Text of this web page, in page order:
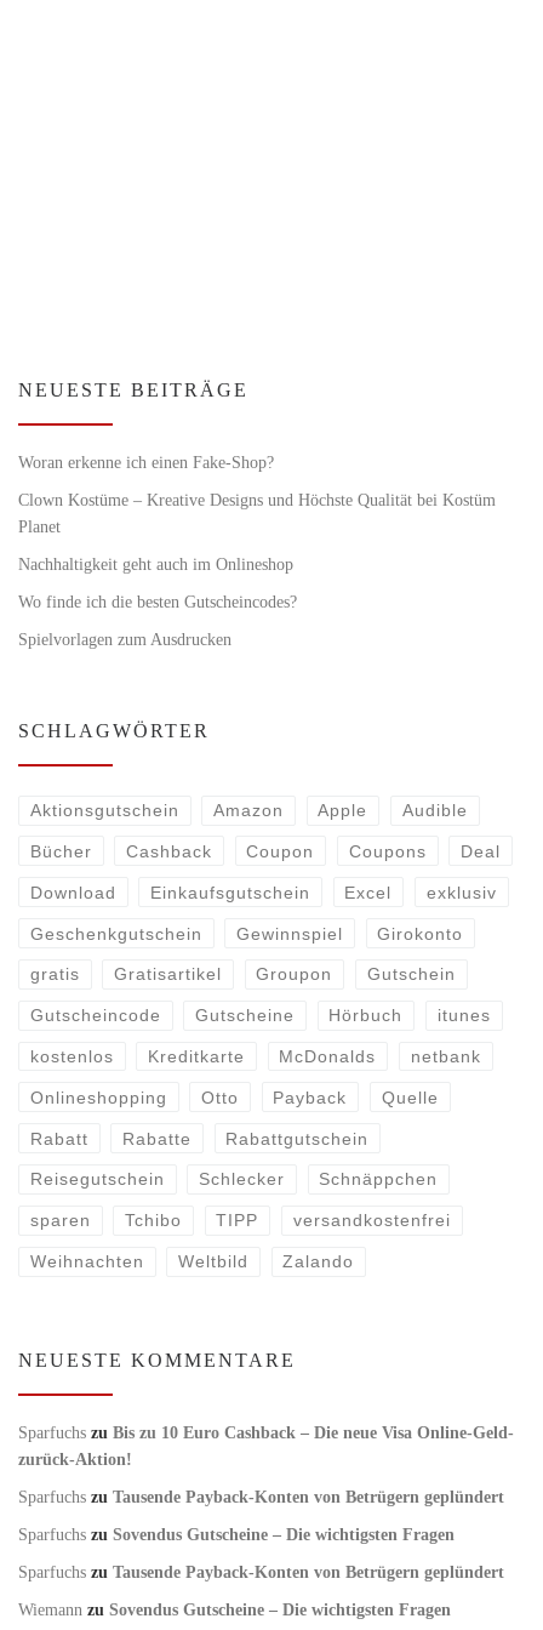
NEUESTE BEITRÄGE
Woran erkenne ich einen Fake-Shop?
Clown Kostüme – Kreative Designs und Höchste Qualität bei Kostüm
Planet
Nachhaltigkeit geht auch im Onlineshop
Wo finde ich die besten Gutscheincodes?
Spielvorlagen zum Ausdrucken
SCHLAGWÖRTER
Aktionsgutschein Amazon Apple Audible
Bücher Cashback Coupon Coupons Deal
Download Einkaufsgutschein Excel exklusiv
Geschenkgutschein Gewinnspiel Girokonto
gratis Gratisartikel Groupon Gutschein
Gutscheincode Gutscheine Hörbuch itunes
kostenlos Kreditkarte McDonalds netbank
Onlineshopping Otto Payback Quelle
Rabatt Rabatte Rabattgutschein
Reisegutschein Schlecker Schnäppchen
sparen Tchibo TIPP versandkostenfrei
Weihnachten Weltbild Zalando
NEUESTE KOMMENTARE
Sparfuchs zu Bis zu 10 Euro Cashback – Die neue Visa Online-Geld-
zurück-Aktion!
Sparfuchs zu Tausende Payback-Konten von Betrügern geplündert
Sparfuchs zu Sovendus Gutscheine – Die wichtigsten Fragen
Sparfuchs zu Tausende Payback-Konten von Betrügern geplündert
Wiemann zu Sovendus Gutscheine – Die wichtigsten Fragen